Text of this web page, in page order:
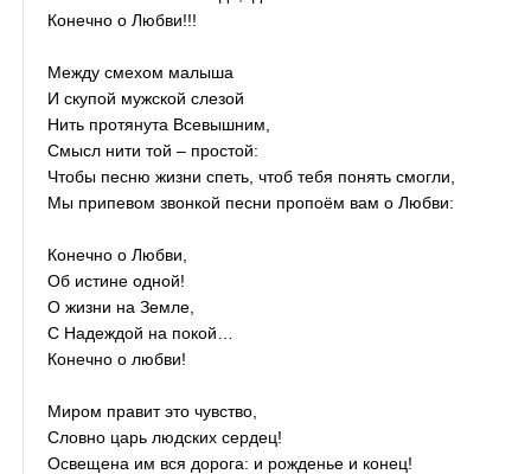
Конечно о Любви!!!
Между смехом малыша
И скупой мужской слезой
Нить протянута Всевышним,
Смысл нити той – простой:
Чтобы песню жизни спеть, чтоб тебя понять смогли,
Мы припевом звонкой песни пропоём вам о Любви:
Конечно о Любви,
Об истине одной!
О жизни на Земле,
С Надеждой на покой…
Конечно о любви!
Миром правит это чувство,
Словно царь людских сердец!
Освещена им вся дорога: и рожденье и конец!